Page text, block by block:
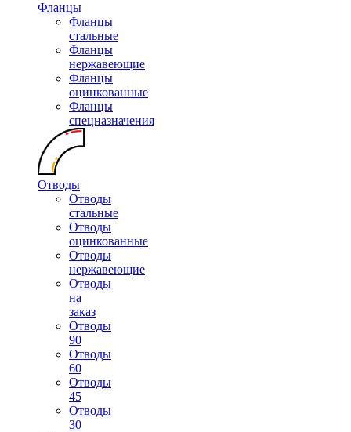
Фланцы
Фланцы
стальные
Фланцы
нержавеющие
Фланцы
оцинкованные
Фланцы
спецназначения
Отводы
Отводы
стальные
Отводы
оцинкованные
Отводы
нержавеющие
Отводы
на
заказ
Отводы
90
Отводы
60
Отводы
45
Отводы
30